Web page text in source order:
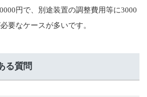
円で、別途装置の調整費用等に3000
要なケースが多いです。
る質問